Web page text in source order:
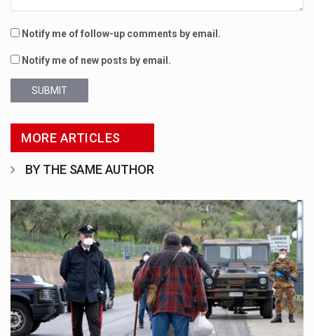
Notify me of follow-up comments by email.
Notify me of new posts by email.
SUBMIT
MORE ARTICLES
BY THE SAME AUTHOR